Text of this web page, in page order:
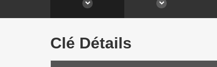
Clé Détails